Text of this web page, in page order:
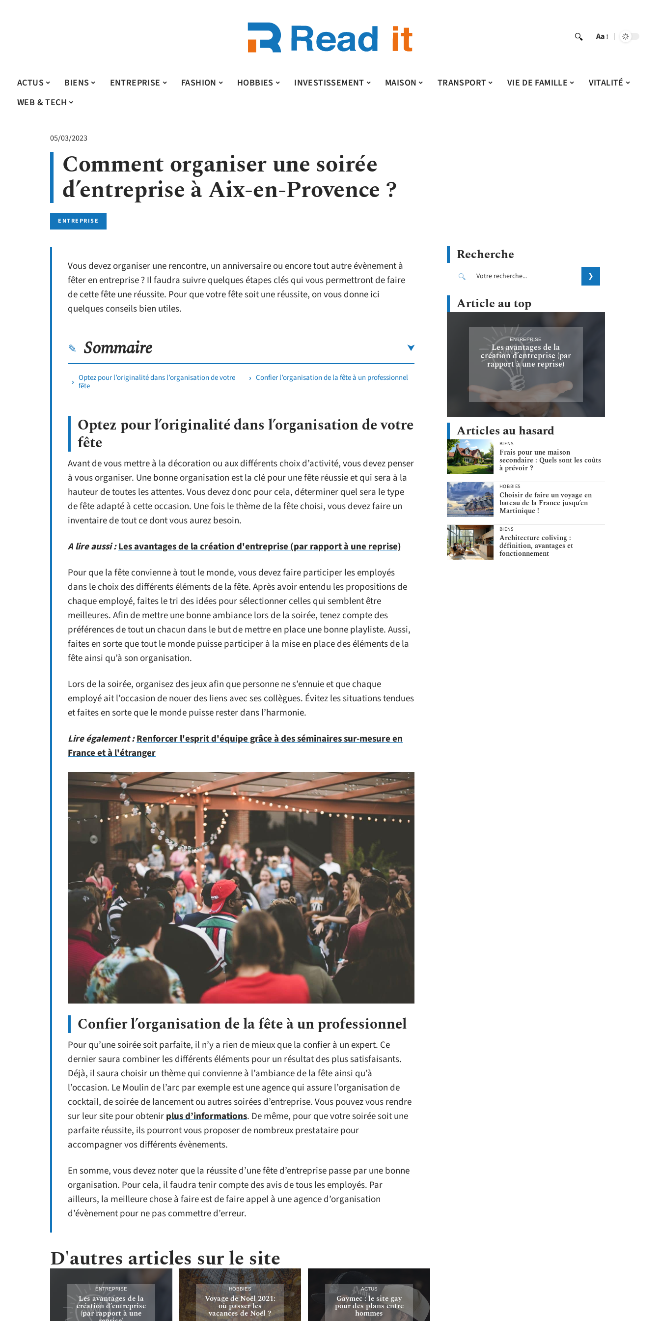
Aa
ACTUS BIENS ENTREPRISE FASHION HOBBIES INVESTISSEMENT MAISON TRANSPORT VIE DE FAMILLE
VITALITÉ
WEB & TECH
05/03/2023
Comment organiser une soirée
d’entreprise à Aix-en-Provence ?
ENTREPRISE
Vous devez organiser une rencontre, un anniversaire ou encore tout autre évènement à
fêter en entreprise ? Il faudra suivre quelques étapes clés qui vous permettront de faire
de cette fête une réussite. Pour que votre fête soit une réussite, on vous donne ici
quelques conseils bien utiles.
Sommaire
Optez pour l’originalité dans l’organisation de votre
fête
Confier l’organisation de la fête à un professionnel
Optez pour l’originalité dans l’organisation de votre
fête
Avant de vous mettre à la décoration ou aux différents choix d’activité, vous devez penser
à vous organiser. Une bonne organisation est la clé pour une fête réussie et qui sera à la
hauteur de toutes les attentes. Vous devez donc pour cela, déterminer quel sera le type
de fête adapté à cette occasion. Une fois le thème de la fête choisi, vous devez faire un
inventaire de tout ce dont vous aurez besoin.
A lire aussi :Les avantages de la création d'entreprise (par rapport à une reprise)
Pour que la fête convienne à tout le monde, vous devez faire participer les employés
dans le choix des différents éléments de la fête. Après avoir entendu les propositions de
chaque employé, faites le tri des idées pour sélectionner celles qui semblent être
meilleures. Afin de mettre une bonne ambiance lors de la soirée, tenez compte des
préférences de tout un chacun dans le but de mettre en place une bonne playliste. Aussi,
faites en sorte que tout le monde puisse participer à la mise en place des éléments de la
fête ainsi qu’à son organisation.
Lors de la soirée, organisez des jeux afin que personne ne s’ennuie et que chaque
employé ait l’occasion de nouer des liens avec ses collègues. Évitez les situations tendues
et faites en sorte que le monde puisse rester dans l’harmonie.
Lire également :Renforcer l'esprit d'équipe grâce à des séminaires sur-mesure en
France et à l'étranger
Confier l’organisation de la fête à un professionnel
Pour qu’une soirée soit parfaite, il n’y a rien de mieux que la confier à un expert. Ce
dernier saura combiner les différents éléments pour un résultat des plus satisfaisants.
Déjà, il saura choisir un thème qui convienne à l’ambiance de la fête ainsi qu’à
l’occasion. Le Moulin de l’arc par exemple est une agence qui assure l’organisation de
cocktail, de soirée de lancement ou autres soirées d’entreprise. Vous pouvez vous rendre
sur leur site pour obtenirplus d’informations. De même, pour que votre soirée soit une
parfaite réussite, ils pourront vous proposer de nombreux prestataire pour
accompagner vos différents évènements.
En somme, vous devez noter que la réussite d’une fête d’entreprise passe par une bonne
organisation. Pour cela, il faudra tenir compte des avis de tous les employés. Par
ailleurs, la meilleure chose à faire est de faire appel à une agence d’organisation
d’évènement pour ne pas commettre d’erreur.
D'autres articles sur le site
ENTREPRISE
Les avantages de la
création d’entreprise
(par rapport à une
HOBBIES
Voyage de Noël 2021:
où passer les
vacances de Noël ?
ACTUS
Gaymec : le site gay
pour des plans entre
hommes
Recherche
Article au top
ENTREPRISE
Les avantages de la
création d’entreprise (par
rapport à une reprise)
Articles au hasard
BIENS
Frais pour une maison
secondaire : Quels sont les coûts
à prévoir ?
HOBBIES
Choisir de faire un voyage en
bateau de la France jusqu’en
Martinique !
BIENS
Architecture coliving :
définition, avantages et
fonctionnement